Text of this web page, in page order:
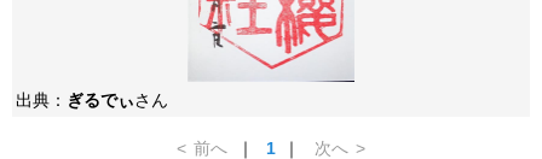
出典： ぎるでぃさん
< 前へ ｜ 1 ｜ 次へ >